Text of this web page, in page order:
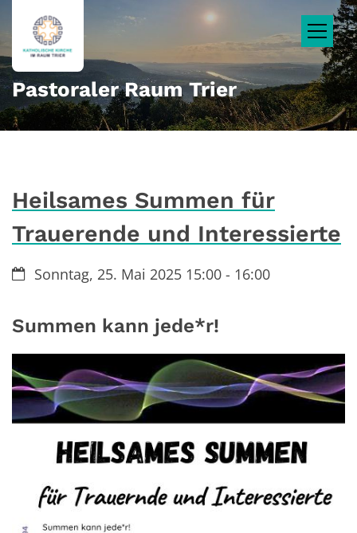
Pastoraler Raum Trier
Heilsames Summen für
Trauerende und Interessierte
Datum:Sonntag, 25. Mai 2025 15:00 - 16:00
Summen kann jede*r!